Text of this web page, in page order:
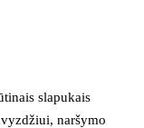
slapukais
naršymo